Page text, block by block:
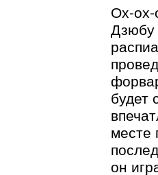
Ох-
Дзюбу
будет
месте
он